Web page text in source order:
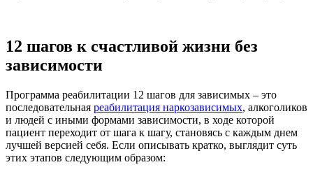
12 шагов к счастливой жизни без
зависимости
Программа реабилитации 12 шагов для зависимых – это
последовательная реабилитация наркозависимых, алкоголиков
и людей с иными формами зависимости, в ходе которой
пациент переходит от шага к шагу, становясь с каждым днем
лучшей версией себя. Если описывать кратко, выглядит суть
этих этапов следующим образом: